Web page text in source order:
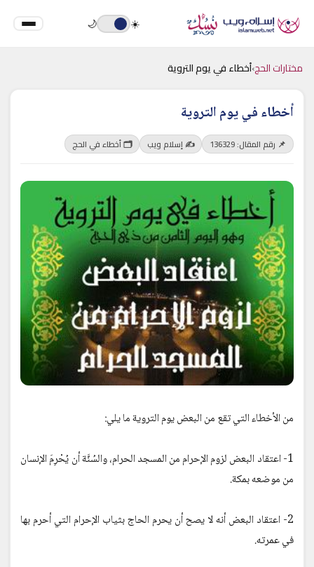
☀️
🌙
مختارات الحج›أخطاء في يوم التروية
أخطاء في يوم التروية
📌 رقم المقال: 136329 ✍️ إسلام ويب 🗂 أخطاء في الحج
من الأخطاء التي تقع من البعض يوم التروية ما يلي:
1- اعتقاد البعض لزوم الإحرام من المسجد الحرام، والسُنَّة أن يُحْرِمَ الإنسان
من موضعه بمكة.
2- اعتقاد البعض أنه لا يصح أن يحرم الحاج بثياب الإحرام التي أحرم بها
في عمرته.